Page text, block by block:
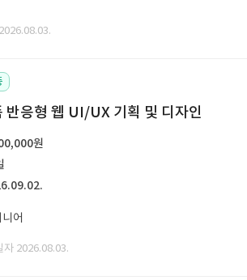
반응형 웹 UI/UX 기획 및 디자인
원
어
자 2026.08.03.